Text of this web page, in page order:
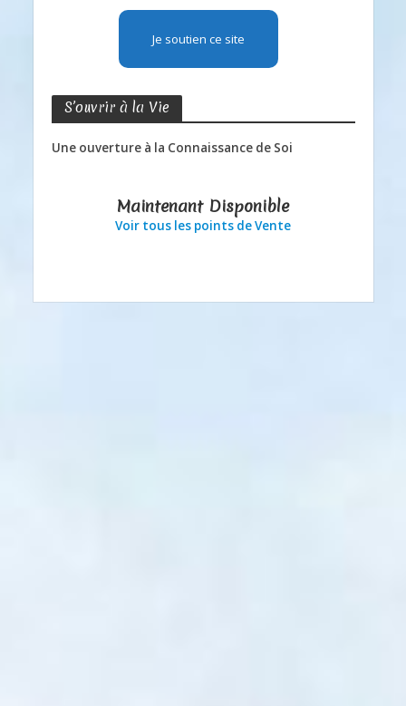
Je soutien ce site
S’ouvrir à la Vie
Une ouverture à la Connaissance de Soi
Maintenant Disponible
Voir tous les points de Vente